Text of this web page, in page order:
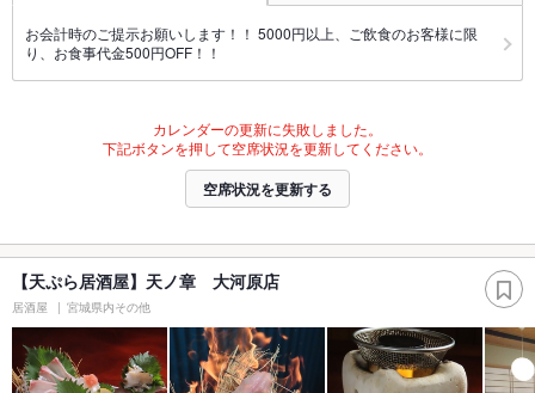
お会計時のご提示お願いします！！ 5000円以上、ご飲食のお客様に限
り、お食事代金500円OFF！！
カレンダーの更新に失敗しました。
下記ボタンを押して空席状況を更新してください。
空席状況を更新する
【天ぷら居酒屋】天ノ章 大河原店
居酒屋 宮城県内その他